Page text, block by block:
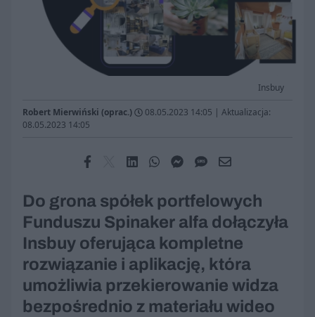
Insbuy
Robert Mierwiński (oprac.) 08.05.2023 14:05 | Aktualizacja:
08.05.2023 14:05
Do grona spółek portfelowych
Funduszu Spinaker alfa dołączyła
Insbuy oferująca kompletne
rozwiązanie i aplikację, która
umożliwia przekierowanie widza
bezpośrednio z materiału wideo